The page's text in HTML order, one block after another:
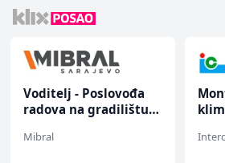
Voditelj - Poslovođa
radova na gradilištu
Mibral